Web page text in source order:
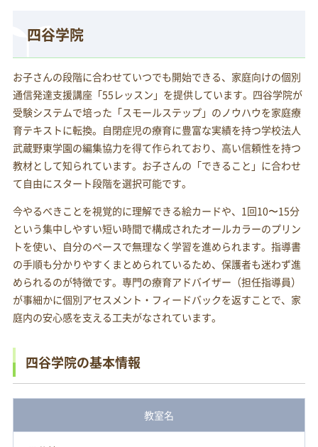
四谷学院
お子さんの段階に合わせていつでも開始できる、家庭向けの個別
通信発達支援講座「55レッスン」を提供しています。四谷学院が
受験システムで培った「スモールステップ」のノウハウを家庭療
育テキストに転換。自閉症児の療育に豊富な実績を持つ学校法人
武蔵野東学園の編集協力を得て作られており、高い信頼性を持つ
教材として知られています。お子さんの「できること」に合わせ
て自由にスタート段階を選択可能です。
今やるべきことを視覚的に理解できる絵カードや、1回10〜15分
という集中しやすい短い時間で構成されたオールカラーのプリン
トを使い、自分のペースで無理なく学習を進められます。指導書
の手順も分かりやすくまとめられているため、保護者も迷わず進
められるのが特徴です。専門の療育アドバイザー（担任指導員）
が事細かに個別アセスメント・フィードバックを返すことで、家
庭内の安心感を支える工夫がなされています。
四谷学院の基本情報
教室名